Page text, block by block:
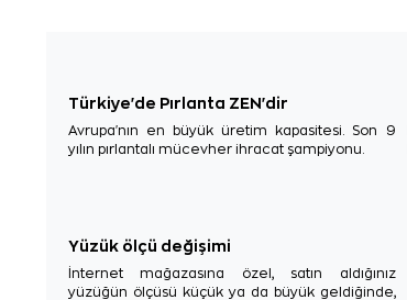
Türkiye'de Pırlanta ZEN'dir
Avrupa'nın en büyük üretim kapasitesi. Son 9
yılın pırlantalı mücevher ihracat şampiyonu.
Yüzük ölçü değişimi
İnternet mağazasına özel, satın aldığınız
yüzüğün ölçüsü küçük ya da büyük geldiğinde,